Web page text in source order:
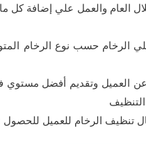
العام والعمل علي إضافة كل
الرخام حسب نوع الرخام
العميل وتقديم أفضل مستوي
تنظيف الرخام للعميل للحصول